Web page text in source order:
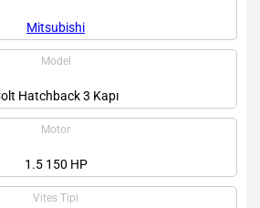
Mitsubishi
Model
Hatchback 3 Kapı
Motor
1.5 150 HP
Vites Tipi